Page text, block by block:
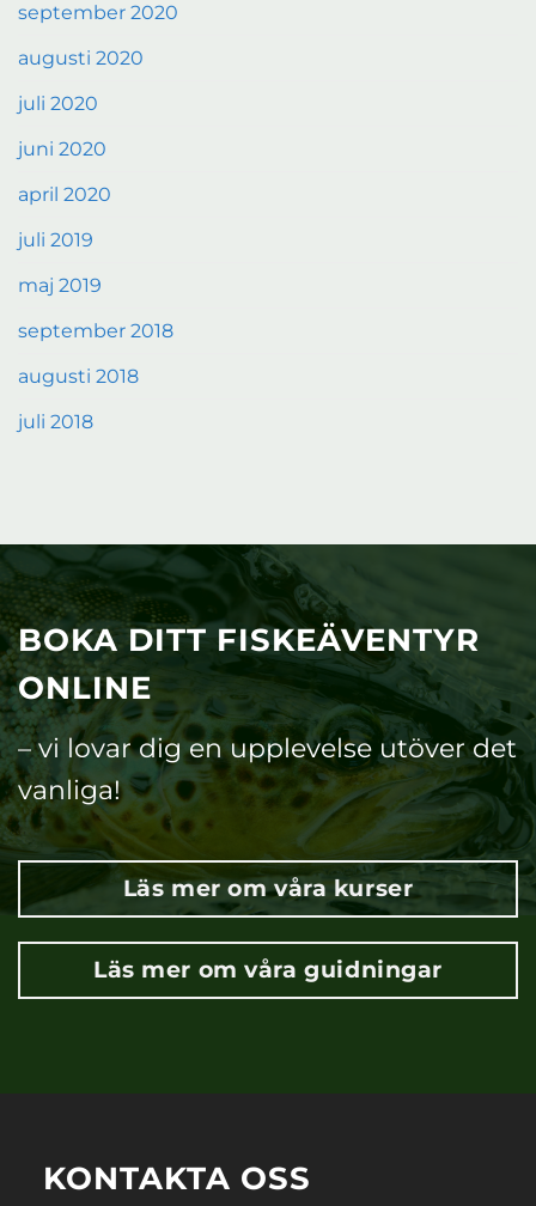
september 2020
augusti 2020
juli 2020
juni 2020
april 2020
juli 2019
maj 2019
september 2018
augusti 2018
juli 2018
BOKA DITT FISKEÄVENTYR
ONLINE
– vi lovar dig en upplevelse utöver det
vanliga!
Läs mer om våra kurser
Läs mer om våra guidningar
KONTAKTA OSS